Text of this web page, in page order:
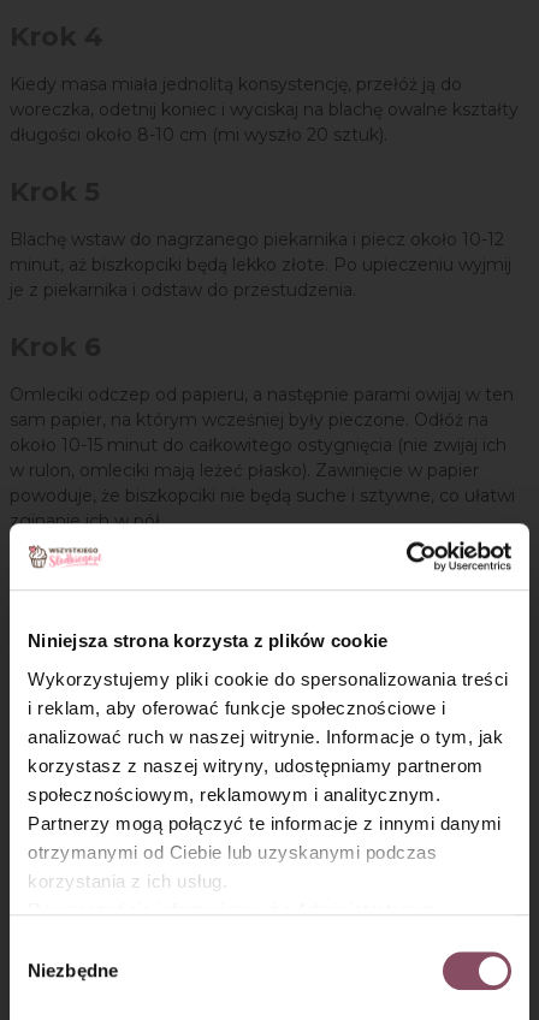
Niniejsza strona korzysta z plików cookie
Wykorzystujemy pliki cookie do spersonalizowania treści
i reklam, aby oferować funkcje społecznościowe i
analizować ruch w naszej witrynie. Informacje o tym, jak
korzystasz z naszej witryny, udostępniamy partnerom
społecznościowym, reklamowym i analitycznym.
Partnerzy mogą połączyć te informacje z innymi danymi
otrzymanymi od Ciebie lub uzyskanymi podczas
korzystania z ich usług.
Gdańsk (80-339) adres: Dickmana 14/15 więcej
informacji o przetwarzaniu danych osobowych oraz
zgody
Niezbędne
Kiedy masa miała jednolitą konsystencję, przełóż ją do
woreczka, odetnij koniec i wyciskaj na blachę owalne kształty
długości około 8-10 cm (mi wyszło 20 sztuk).
Blachę wstaw do nagrzanego piekarnika i piecz około 10-12
minut, aż biszkopciki będą lekko złote. Po upieczeniu wyjmij
je z piekarnika i odstaw do przestudzenia.
Omleciki odczep od papieru, a następnie parami owijaj w ten
sam papier, na którym wcześniej były pieczone. Odłóż na
około 10-15 minut do całkowitego ostygnięcia (nie zwijaj ich
w rulon, omleciki mają leżeć płasko). Zawinięcie w papier
powoduje, że biszkopciki nie będą suche i sztywne, co ułatwi
zginanie ich w pół.
Nadzienie:
Krok 7
Schłodzoną śmietankę ubij na sztywno, a pod koniec ubijania
dodaj śmietan-fix wymieszany z cukrem pudrem i zmiksuj na
puszysty krem.
Krok 8
Gotową masę przełóż do woreczka z ozdobną końcówką.
Każdy biszkopcik, trzymając w dłoni, zginaj w pół, niewielką
łyżeczką nakładaj do środka dżem porzeczkowy. Następnie
dookoła wyciskaj śmietankową masę.
×